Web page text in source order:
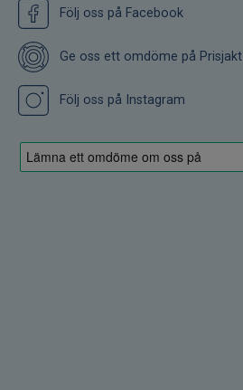
Följ oss på Facebook
Ge oss ett omdöme på Prisjakt
Följ oss på Instagram